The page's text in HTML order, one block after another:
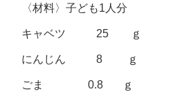
〈材料〉子ども1人分
キャベツ 25 ｇ
にんじん 8 ｇ
ごま 0.8 ｇ